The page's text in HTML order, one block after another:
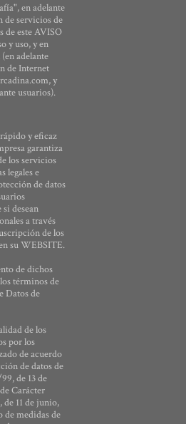
en adelante
de servicios de
de este AVISO
y uso, y en
adelante
de Internet
y
usuarios).
y eficaz
garantiza
los servicios
legales e
de datos
desean
a través
de los
su WEBSITE.
de dichos
términos de
Datos de
de los
por los
de acuerdo
de datos de
de 13 de
Carácter
de 11 de junio,
de medidas de